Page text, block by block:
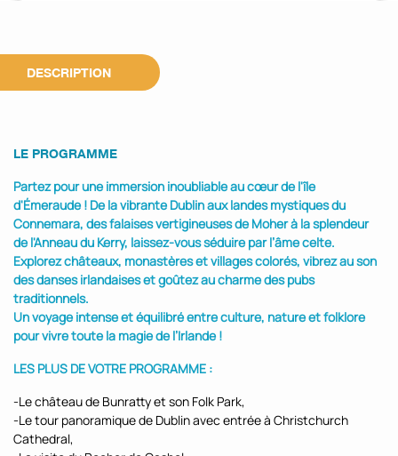
DESCRIPTION
LE PROGRAMME
Partez pour une immersion inoubliable au cœur de l'île
d'Émeraude ! De la vibrante Dublin aux landes mystiques du
Connemara, des falaises vertigineuses de Moher à la splendeur
de l'Anneau du Kerry, laissez-vous séduire par l’âme celte.
Explorez châteaux, monastères et villages colorés, vibrez au son
des danses irlandaises et goûtez au charme des pubs
traditionnels.
Un voyage intense et équilibré entre culture, nature et folklore
pour vivre toute la magie de l’Irlande !
LES PLUS DE VOTRE PROGRAMME :
-Le château de Bunratty et son Folk Park,
-Le tour panoramique de Dublin avec entrée à Christchurch
Cathedral,